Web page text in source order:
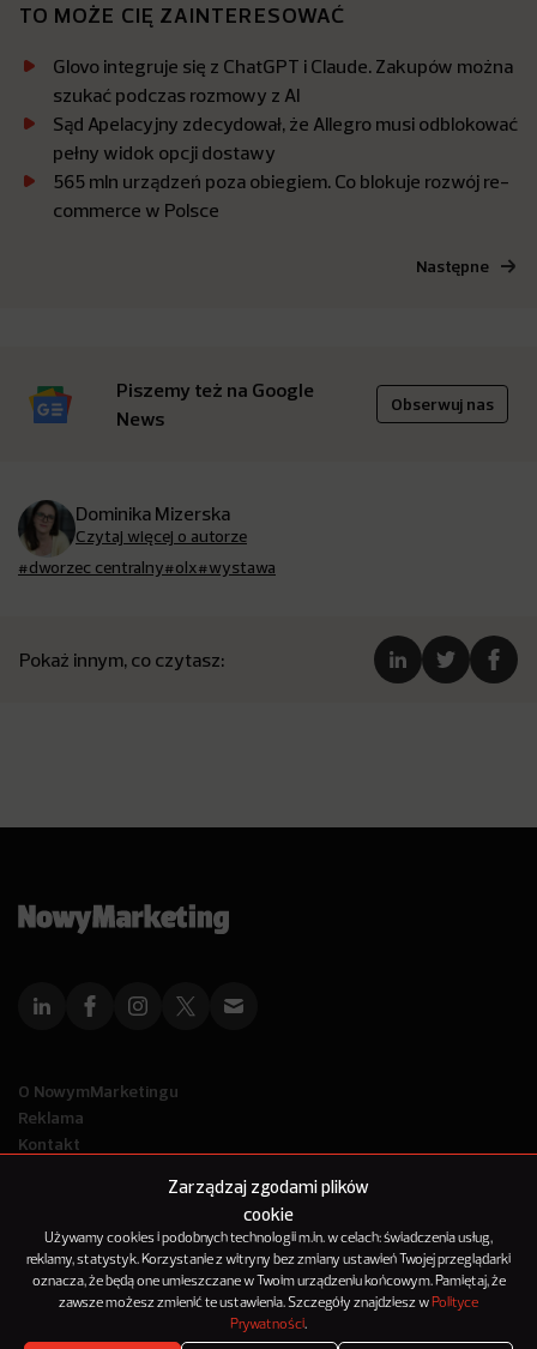
Zarządzaj zgodami plików
cookie
Używamy cookies i podobnych technologii m.in. w celach: świadczenia usług,
reklamy, statystyk. Korzystanie z witryny bez zmiany ustawień Twojej przeglądarki
oznacza, że będą one umieszczane w Twoim urządzeniu końcowym. Pamiętaj, że
zawsze możesz zmienić te ustawienia. Szczegóły znajdziesz w Polityce
Prywatności.
TO MOŻE CIĘ ZAINTERESOWAĆ
Glovo integruje się z ChatGPT i Claude. Zakupów można
szukać podczas rozmowy z AI
Sąd Apelacyjny zdecydował, że Allegro musi odblokować
pełny widok opcji dostawy
565 mln urządzeń poza obiegiem. Co blokuje rozwój re-
commerce w Polsce
Następne
Piszemy też na Google
News
Obserwuj nas
Dominika Mizerska
Czytaj więcej o autorze
#dworzec centralny#olx#wystawa
Pokaż innym, co czytasz:
O NowymMarketingu
Reklama
Kontakt
© 2012-2025
NowyMarketing jest marką 143Media Sp. z o.o.